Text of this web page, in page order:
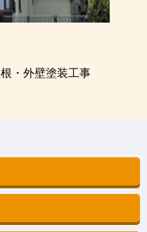
・外壁塗装工事